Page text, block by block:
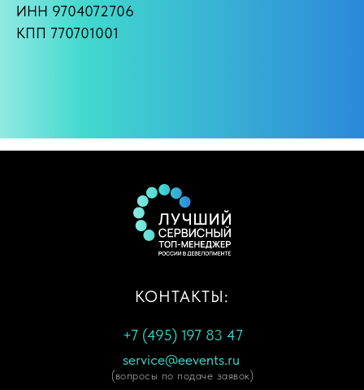
ИНН 9704072706
КПП 770701001
КОНТАКТЫ:
(вопросы по подаче заявок)
service@eevents.ru
+7 (495) 197 83 47